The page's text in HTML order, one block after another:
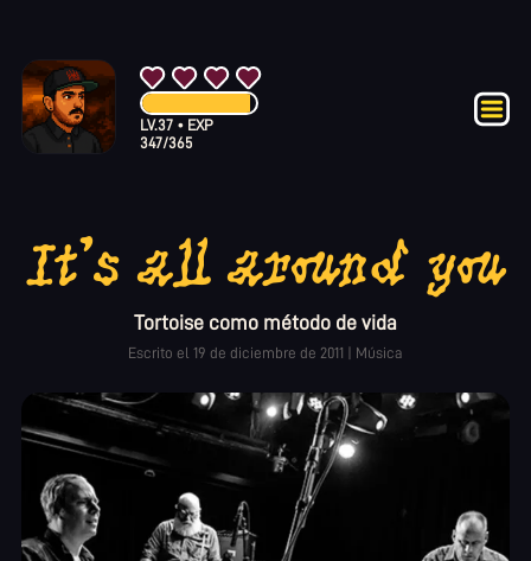
LV.37 •EXP
347/365
It's all around you
Tortoise como método de vida
Escrito el 19 de diciembre de 2011 | Música